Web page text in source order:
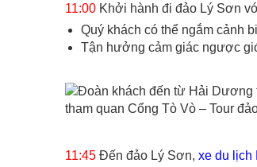
11:00 Khởi hành đi đảo Lý Sơn
Quý khách có thể ngắm cảnh
Tận hưởng cảm giác ngược
tham quan Cổng Tò Vò – Tour
11:45 Đến đảo Lý Sơn, xe du lịch